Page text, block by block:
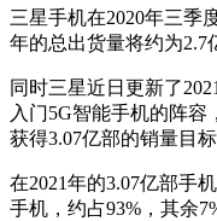
三星手机在2020年三季
年的总出货量将约为2.7
同时三星近日更新了
入门5G智能手机的阵容
获得3.07亿部的销量目标
在2021年的3.07亿部手
手机，约占93%，其余